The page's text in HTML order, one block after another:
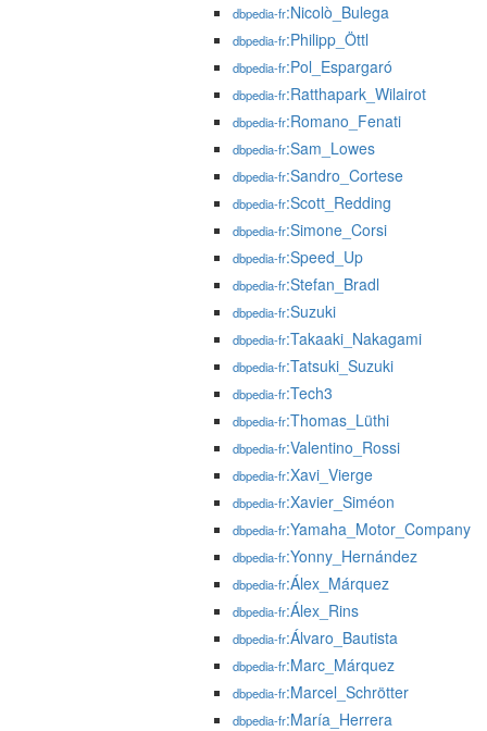
dbpedia-fr:Nicolò_Bulega
dbpedia-fr:Philipp_Öttl
dbpedia-fr:Pol_Espargaró
dbpedia-fr:Ratthapark_Wilairot
dbpedia-fr:Romano_Fenati
dbpedia-fr:Sam_Lowes
dbpedia-fr:Sandro_Cortese
dbpedia-fr:Scott_Redding
dbpedia-fr:Simone_Corsi
dbpedia-fr:Speed_Up
dbpedia-fr:Stefan_Bradl
dbpedia-fr:Suzuki
dbpedia-fr:Takaaki_Nakagami
dbpedia-fr:Tatsuki_Suzuki
dbpedia-fr:Tech3
dbpedia-fr:Thomas_Lüthi
dbpedia-fr:Valentino_Rossi
dbpedia-fr:Xavi_Vierge
dbpedia-fr:Xavier_Siméon
dbpedia-fr:Yamaha_Motor_Company
dbpedia-fr:Yonny_Hernández
dbpedia-fr:Álex_Márquez
dbpedia-fr:Álex_Rins
dbpedia-fr:Álvaro_Bautista
dbpedia-fr:Marc_Márquez
dbpedia-fr:Marcel_Schrötter
dbpedia-fr:María_Herrera